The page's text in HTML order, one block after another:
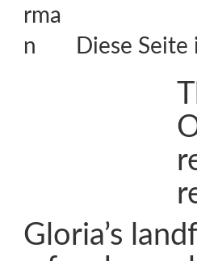
Diese
Gloria’s